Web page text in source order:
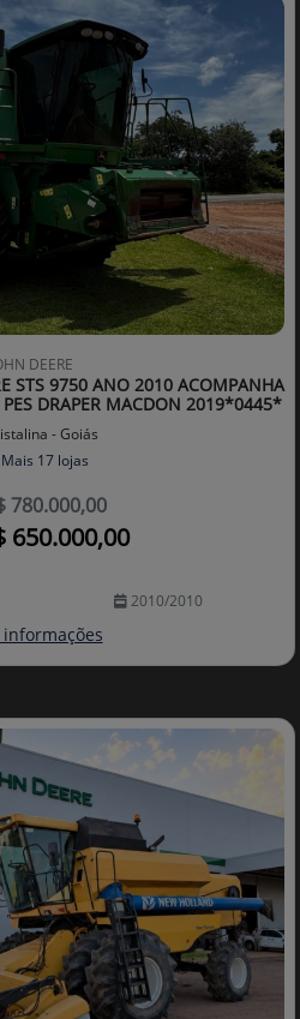
DEERE
STS 9750 ANO 2010 ACOMPANHA
PES DRAPER MACDON 2019*0445*
- Goiás
17 lojas
780.000,00
650.000,00
2010/2010